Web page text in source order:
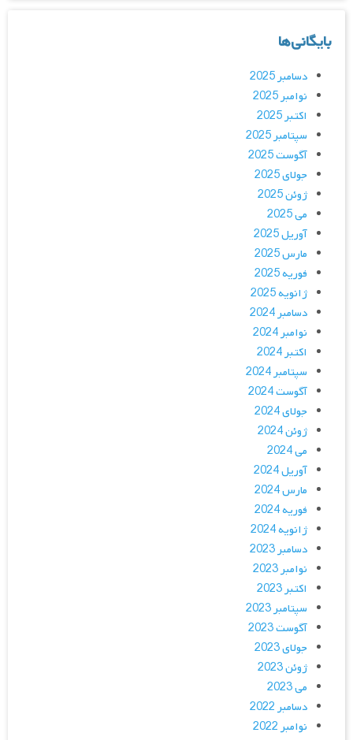
بایگانی‌ها
دسامبر 2025
نوامبر 2025
اکتبر 2025
سپتامبر 2025
آگوست 2025
جولای 2025
ژوئن 2025
می 2025
آوریل 2025
مارس 2025
فوریه 2025
ژانویه 2025
دسامبر 2024
نوامبر 2024
اکتبر 2024
سپتامبر 2024
آگوست 2024
جولای 2024
ژوئن 2024
می 2024
آوریل 2024
مارس 2024
فوریه 2024
ژانویه 2024
دسامبر 2023
نوامبر 2023
اکتبر 2023
سپتامبر 2023
آگوست 2023
جولای 2023
ژوئن 2023
می 2023
دسامبر 2022
نوامبر 2022